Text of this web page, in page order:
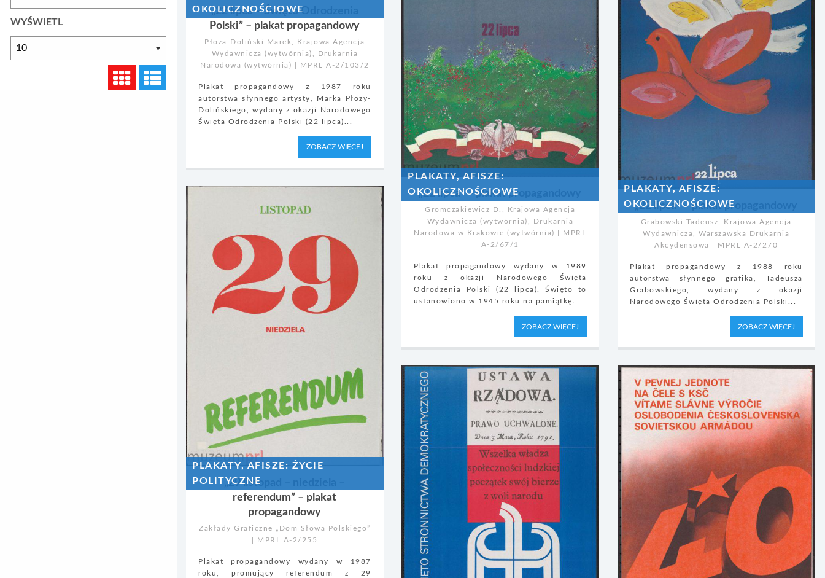
WYŚWIETL
OKOLICZNOŚCIOWE
„22 lipca – Święto Odrodzenia
Polski” – plakat propagandowy
Płoza-Doliński Marek, Krajowa Agencja
Wydawnicza (wytwórnia), Drukarnia
Narodowa (wytwórnia) | MPRL A-2/103/2
Plakat propagandowy z 1987 roku
autorstwa słynnego artysty, Marka Płozy-
Dolińskiego, wydany z okazji Narodowego
Święta Odrodzenia Polski (22 lipca)...
ZOBACZ WIĘCEJ
PLAKATY, AFISZE:
OKOLICZNOŚCIOWE
„22 lipca” – plakat propagandowy
Gromczakiewicz D., Krajowa Agencja
Wydawnicza (wytwórnia), Drukarnia
Narodowa w Krakowie (wytwórnia) | MPRL
A-2/67/1
Plakat propagandowy wydany w 1989
roku z okazji Narodowego Święta
Odrodzenia Polski (22 lipca). Święto to
ustanowiono w 1945 roku na pamiątkę...
ZOBACZ WIĘCEJ
PLAKATY, AFISZE:
OKOLICZNOŚCIOWE
„22 lipca” – plakat propagandowy
Grabowski Tadeusz, Krajowa Agencja
Wydawnicza, Warszawska Drukarnia
Akcydensowa | MPRL A-2/270
Plakat propagandowy z 1988 roku
autorstwa słynnego grafika, Tadeusza
Grabowskiego, wydany z okazji
Narodowego Święta Odrodzenia Polski...
ZOBACZ WIĘCEJ
PLAKATY, AFISZE: ŻYCIE
POLITYCZNE„29 listopad – niedziela –
referendum” – plakat
propagandowy
Zakłady Graficzne „Dom Słowa Polskiego”
| MPRL A-2/255
Plakat propagandowy wydany w 1987
roku, promujący referendum z 29